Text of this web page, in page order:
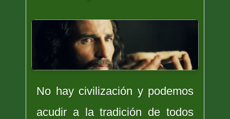
No hay civilización y podemos
acudir a la tradición de todos